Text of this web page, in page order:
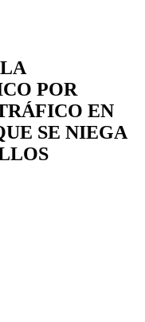
POR
EN
SE NIEGA